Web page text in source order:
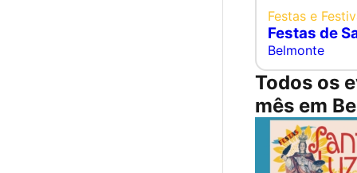
Festas e
Festas de
Belmonte
Todos os
mês em